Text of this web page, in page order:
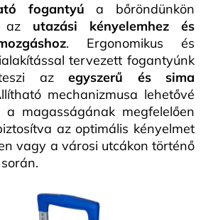
fogantyú a bőröndünkön
az utazási kényelemhez és
. Ergonomikus és
tervezett fogantyúnk
teszi azegyszerű és sima
mechanizmusa lehetővé
a magasságának megfelelően
az optimális kényelmet
vagy a városi utcákon történő